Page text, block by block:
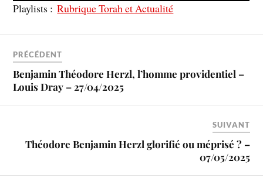
Playlists : Rubrique Torah et Actualité
PRÉCÉDENT
Benjamin Théodore Herzl, l’homme providentiel –
Louis Dray – 27/04/2025
SUIVANT
Théodore Benjamin Herzl glorifié ou méprisé ? –
07/05/2025